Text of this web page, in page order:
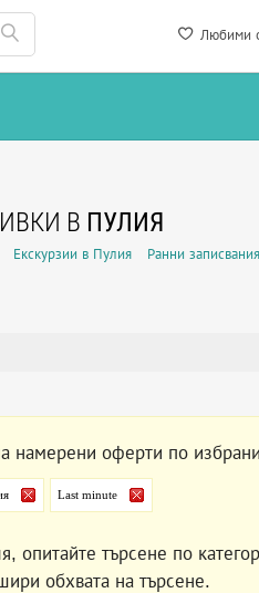
Любими
В ПУЛИЯ
Екскурзии в Пулия Ранни
намерени оферти по
Last minute
опитайте търсене по
обхвата на търсене.